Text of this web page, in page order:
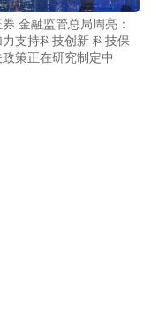
金融监管总局周亮：
支持科技创新 科技保
策正在研究制定中